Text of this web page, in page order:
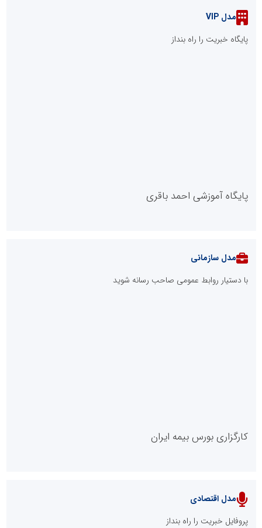
مدل VIP
پایگاه خبریت را راه بنداز
پایگاه آموزشی احمد باقری
پایگاه خبری نهضت ملی مسکن
مدل سازمانی
با دستیار روابط عمومی صاحب رسانه شوید
کارگزاری بورس بیمه ایران
مدل اقتصادی
پروفایل خبریت را راه بنداز